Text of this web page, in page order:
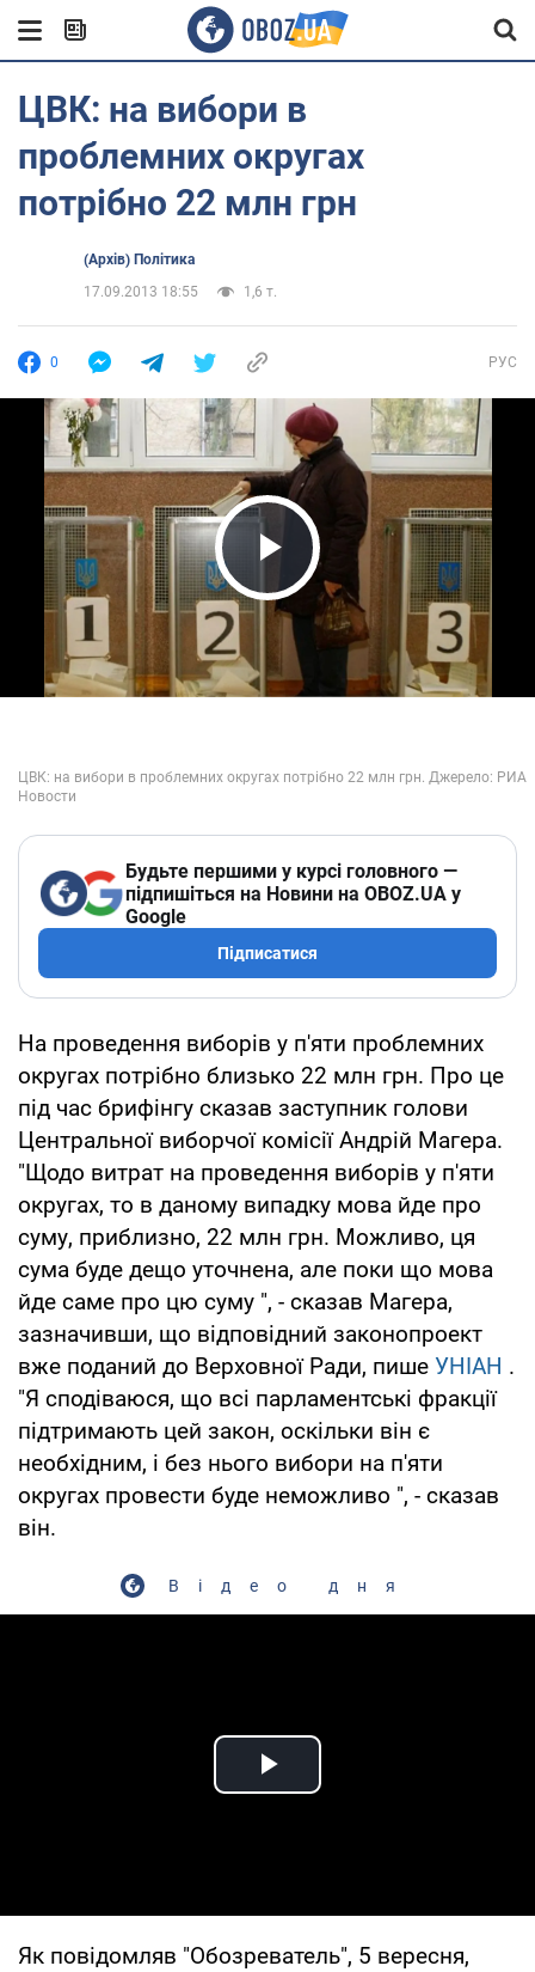
ЦВК: на вибори в
проблемних округах
потрібно 22 млн грн
(Архів) Політика
17.09.2013 18:55
1,6 т.
0 РУС
Play Video
Будьте першими у курсі головного —
підпишіться на Новини на OBOZ.UA у
Google
Підписатися
На проведення виборів у п'яти проблемних
округах потрібно близько 22 млн грн. Про це
під час брифінгу сказав заступник голови
Центральної виборчої комісії Андрій Магера.
"Щодо витрат на проведення виборів у п'яти
округах, то в даному випадку мова йде про
суму, приблизно, 22 млн грн. Можливо, ця
сума буде дещо уточнена, але поки що мова
йде саме про цю суму ", - сказав Магера,
зазначивши, що відповідний законопроект
вже поданий до Верховної Ради, пише УНІАН .
"Я сподіваюся, що всі парламентські фракції
підтримають цей закон, оскільки він є
необхідним, і без нього вибори на п'яти
округах провести буде неможливо ", - сказав
він.
Відео дня
Play Video
Як повідомляв "Обозреватель", 5 вересня,